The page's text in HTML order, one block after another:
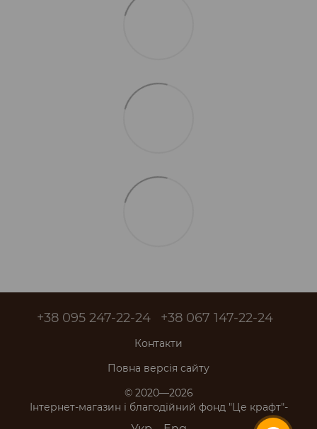
+38 095 247-22-24 +38 067 147-22-24
Контакти
Повна версія сайту
© 2020—2026
Інтернет-магазин і благодійний фонд "Це крафт"-